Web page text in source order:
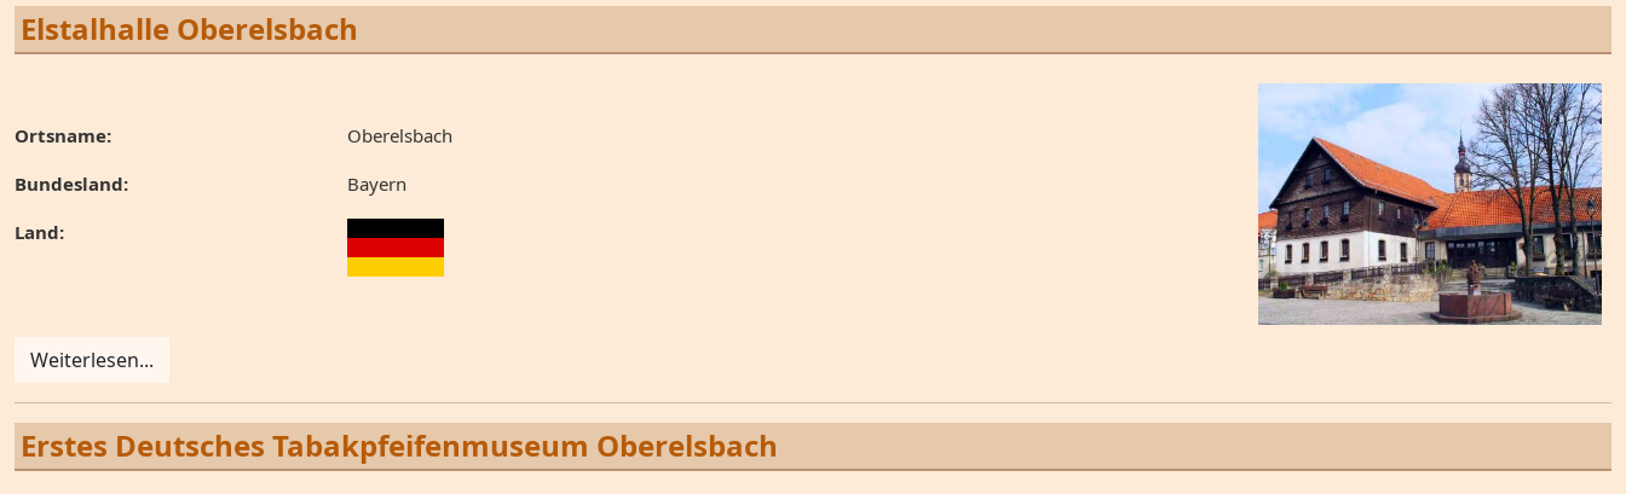
Elstalhalle Oberelsbach
Ortsname:
Oberelsbach
Bundesland:
Bayern
Land:
Weiterlesen...
Erstes Deutsches Tabakpfeifenmuseum Oberelsbach